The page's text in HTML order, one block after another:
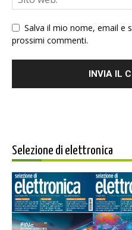
Salva il mio nome, email e
prossimi commenti.
Selezione di elettronica